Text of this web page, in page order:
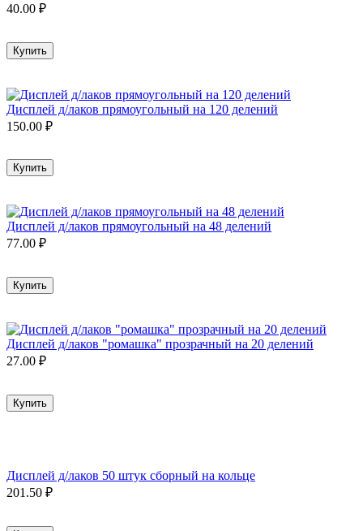
40.00 ₽
Купить
Дисплей д/лаков прямоугольный на 120 делений
150.00 ₽
Купить
Дисплей д/лаков прямоугольный на 48 делений
77.00 ₽
Купить
Дисплей д/лаков "ромашка" прозрачный на 20 делений
27.00 ₽
Купить
Дисплей д/лаков 50 штук сборный на кольце
201.50 ₽